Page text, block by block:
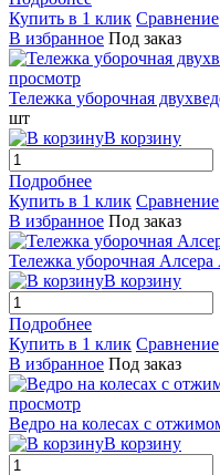
Купить в 1 клик Сравнение
В избранное Под заказ
просмотр
Тележка уборочная
шт
В корзину
Подробнее
Купить в 1 клик Сравнение
В избранное Под заказ
Тележка уборочная Алсера
В корзину
Подробнее
Купить в 1 клик Сравнение
В избранное Под заказ
просмотр
Ведро на колесах с
В корзину